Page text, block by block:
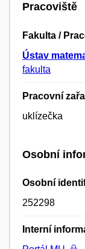
Pracoviště
Fakulta /
Ústav
fakulta
Pracovní
uklízečka
Osobní
Osobní
252298
Interní